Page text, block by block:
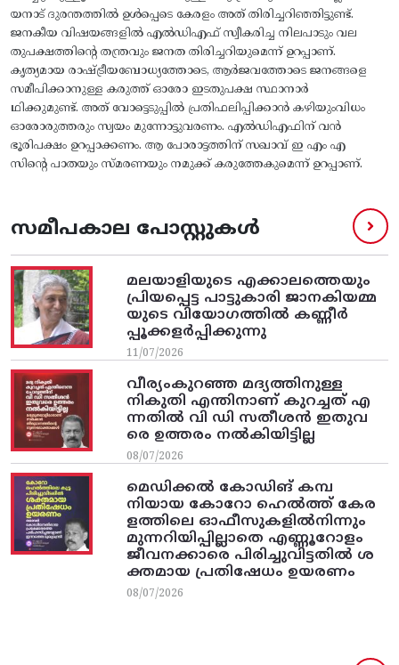
യനാട് ദുരന്തത്തിൽ ഉൾപ്പെടെ കേരളം അത് തിരിച്ചറിഞ്ഞിട്ടുണ്ട്.
ജനകീയ വിഷയങ്ങളിൽ എൽഡിഎഫ് സ്വീകരിച്ച നിലപാടും വല
തുപക്ഷത്തിന്റെ തന്ത്രവും ജനത തിരിച്ചറിയുമെന്ന് ഉറപ്പാണ്.
കൃത്യമായ രാഷ്ട്രീയബോധ്യത്തോടെ, ആർജവത്തോടെ ജനങ്ങളെ
സമീപിക്കാനുള്ള കരുത്ത് ഓരോ ഇടതുപക്ഷ സ്ഥാനാർ
ഥിക്കുമുണ്ട്. അത് വോട്ടെടുപ്പിൽ പ്രതിഫലിപ്പിക്കാൻ കഴിയുംവിധം
ഓരോരുത്തരും സ്വയം മുന്നോട്ടുവരണം. എൽഡിഎഫിന് വൻ
ഭൂരിപക്ഷം ഉറപ്പാക്കണം. ആ പോരാട്ടത്തിന് സഖാവ് ഇ എം എ
സിന്റെ പാതയും സ്മരണയും നമുക്ക് കരുത്തേകുമെന്ന്‌ ഉറപ്പാണ്.
സമീപകാല പോസ്റ്റുകൾ
മലയാളിയുടെ എക്കാലത്തെയും
പ്രിയപ്പെട്ട പാട്ടുകാരി ജാനകിയമ്മ
യുടെ വിയോഗത്തിൽ കണ്ണീർ
പ്പൂക്കളർപ്പിക്കുന്നു
11/07/2026
വീര്യംകുറഞ്ഞ മദ്യത്തിനുള്ള
നികുതി എന്തിനാണ് കുറച്ചത് എ
ന്നതിൽ വി ഡി സതീശൻ ഇതുവ
രെ ഉത്തരം നൽകിയിട്ടില്ല
08/07/2026
മെഡിക്കൽ കോഡിങ് കമ്പ
നിയായ കോറോ ഹെൽത്ത് കേര
ളത്തിലെ ഓഫീസുകളിൽനിന്നും
മുന്നറിയിപ്പില്ലാതെ എണ്ണൂറോളം
ജീവനക്കാരെ പിരിച്ചുവിട്ടതിൽ‌ ശ
ക്തമായ പ്രതിഷേധം ഉയരണം
08/07/2026